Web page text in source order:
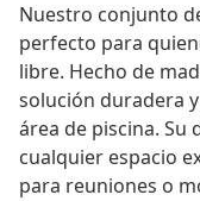
Nuestro conjunto
perfecto para
libre. Hecho de
solución duradera
área de piscina. Su
cualquier espacio
para reuniones o